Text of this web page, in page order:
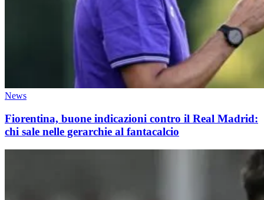
News
Fiorentina, buone indicazioni contro il Real Madrid:
chi sale nelle gerarchie al fantacalcio